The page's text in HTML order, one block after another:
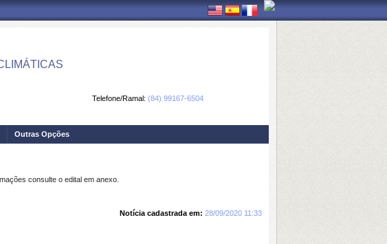
Telefone/Ramal: (84) 99167-6504
Outras Opções
consulte o edital em anexo.
Notícia cadastrada em: 28/09/2020 11:33